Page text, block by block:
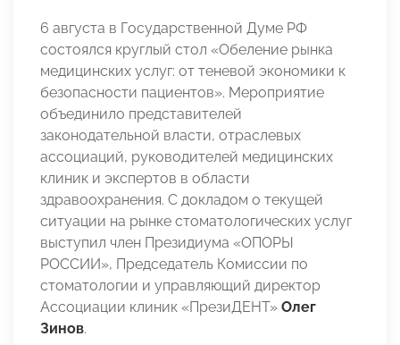
6 августа в Государственной Думе РФ
состоялся круглый стол «Обеление рынка
медицинских услуг: от теневой экономики к
безопасности пациентов». Мероприятие
объединило представителей
законодательной власти, отраслевых
ассоциаций, руководителей медицинских
клиник и экспертов в области
здравоохранения. С докладом о текущей
ситуации на рынке стоматологических услуг
выступил член Президиума «ОПОРЫ
РОССИИ», Председатель Комиссии по
стоматологии и управляющий директор
Ассоциации клиник «ПрезиДЕНТ» Олег
Зинов.